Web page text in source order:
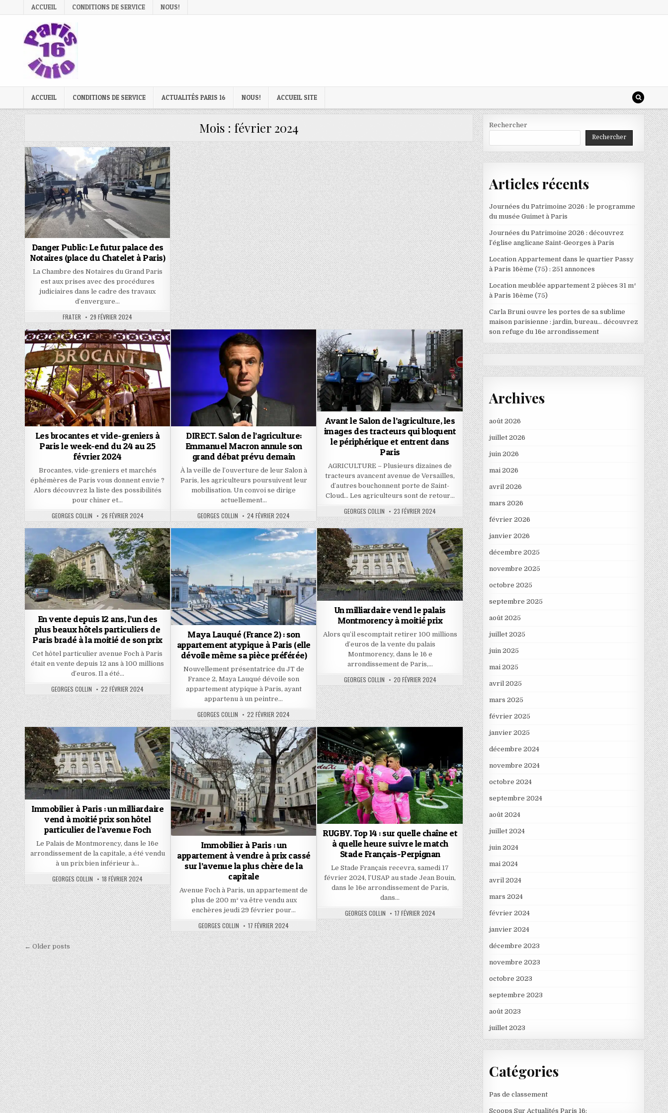
to
ACCUEIL CONDITIONS DE SERVICE NOUS!
ACCUEIL CONDITIONS DE SERVICE ACTUALITÉS PARIS 16 NOUS! ACCUEIL SITE
Mois : février 2024
Danger Public: Le futur palace des
Notaires (place du Chatelet à Paris)
La Chambre des Notaires du Grand Paris
est aux prises avec des procédures
judiciaires dans le cadre des travaux
d’envergure…
AUTHOR:
FRATER PUBLISHED
DATE:
29 FÉVRIER 2024
Les brocantes et vide-greniers à
Paris le week-end du 24 au 25
février 2024
Brocantes, vide-greniers et marchés
éphémères de Paris vous donnent envie ?
Alors découvrez la liste des possibilités
pour chiner et…
AUTHOR:
GEORGES COLLIN PUBLISHED
DATE:
26 FÉVRIER 2024
DIRECT. Salon de l’agriculture:
Emmanuel Macron annule son
grand débat prévu demain
À la veille de l’ouverture de leur Salon à
Paris, les agriculteurs poursuivent leur
mobilisation. Un convoi se dirige
actuellement…
AUTHOR:
GEORGES COLLIN PUBLISHED
DATE:
24 FÉVRIER 2024
Avant le Salon de l’agriculture, les
images des tracteurs qui bloquent
le périphérique et entrent dans
Paris
AGRICULTURE – Plusieurs dizaines de
tracteurs avancent avenue de Versailles,
d’autres bouchonnent porte de Saint-
Cloud… Les agriculteurs sont de retour…
AUTHOR:
GEORGES COLLIN PUBLISHED
DATE:
23 FÉVRIER 2024
En vente depuis 12 ans, l’un des
plus beaux hôtels particuliers de
Paris bradé à la moitié de son prix
Cet hôtel particulier avenue Foch à Paris
était en vente depuis 12 ans à 100 millions
d’euros. Il a été…
AUTHOR:
GEORGES COLLIN PUBLISHED
DATE:
22 FÉVRIER 2024
Maya Lauqué (France 2) : son
appartement atypique à Paris (elle
dévoile même sa pièce préférée)
Nouvellement présentatrice du JT de
France 2, Maya Lauqué dévoile son
appartement atypique à Paris, ayant
appartenu à un peintre…
AUTHOR:
GEORGES COLLIN PUBLISHED
DATE:
22 FÉVRIER 2024
Un milliardaire vend le palais
Montmorency à moitié prix
Alors qu’il escomptait retirer 100 millions
d’euros de la vente du palais
Montmorency, dans le 16 e
arrondissement de Paris,…
AUTHOR:
GEORGES COLLIN PUBLISHED
DATE:
20 FÉVRIER 2024
Immobilier à Paris : un milliardaire
vend à moitié prix son hôtel
particulier de l’avenue Foch
Le Palais de Montmorency, dans le 16e
arrondissement de la capitale, a été vendu
à un prix bien inférieur à…
AUTHOR:
GEORGES COLLIN PUBLISHED
DATE:
18 FÉVRIER 2024
Immobilier à Paris : un
appartement à vendre à prix cassé
sur l’avenue la plus chère de la
capitale
Avenue Foch à Paris, un appartement de
plus de 200 m² va être vendu aux
enchères jeudi 29 février pour…
AUTHOR:
GEORGES COLLIN PUBLISHED
DATE:
17 FÉVRIER 2024
RUGBY. Top 14 : sur quelle chaîne et
à quelle heure suivre le match
Stade Français-Perpignan
Le Stade Français recevra, samedi 17
février 2024, l’USAP au stade Jean Bouin,
dans le 16e arrondissement de Paris,
dans…
AUTHOR:
GEORGES COLLIN PUBLISHED
DATE:
17 FÉVRIER 2024
Navigation
des
articles
← Older posts
Rechercher
Rechercher
Articles récents
Journées du Patrimoine 2026 : le programme
du musée Guimet à Paris
Journées du Patrimoine 2026 : découvrez
l’église anglicane Saint-Georges à Paris
Location Appartement dans le quartier Passy
à Paris 16ème (75) : 251 annonces
Location meublée appartement 2 pièces 31 m²
à Paris 16ème (75)
Carla Bruni ouvre les portes de sa sublime
maison parisienne : jardin, bureau… découvrez
son refuge du 16e arrondissement
Archives
août 2026
juillet 2026
juin 2026
mai 2026
avril 2026
mars 2026
février 2026
janvier 2026
décembre 2025
novembre 2025
octobre 2025
septembre 2025
août 2025
juillet 2025
juin 2025
mai 2025
avril 2025
mars 2025
février 2025
janvier 2025
décembre 2024
novembre 2024
octobre 2024
septembre 2024
août 2024
juillet 2024
juin 2024
mai 2024
avril 2024
mars 2024
février 2024
janvier 2024
décembre 2023
novembre 2023
octobre 2023
septembre 2023
août 2023
juillet 2023
Catégories
Pas de classement
Scoops Sur Actualités Paris 16: